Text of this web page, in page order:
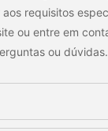
requisitos
ou entre em
ou dúvidas.